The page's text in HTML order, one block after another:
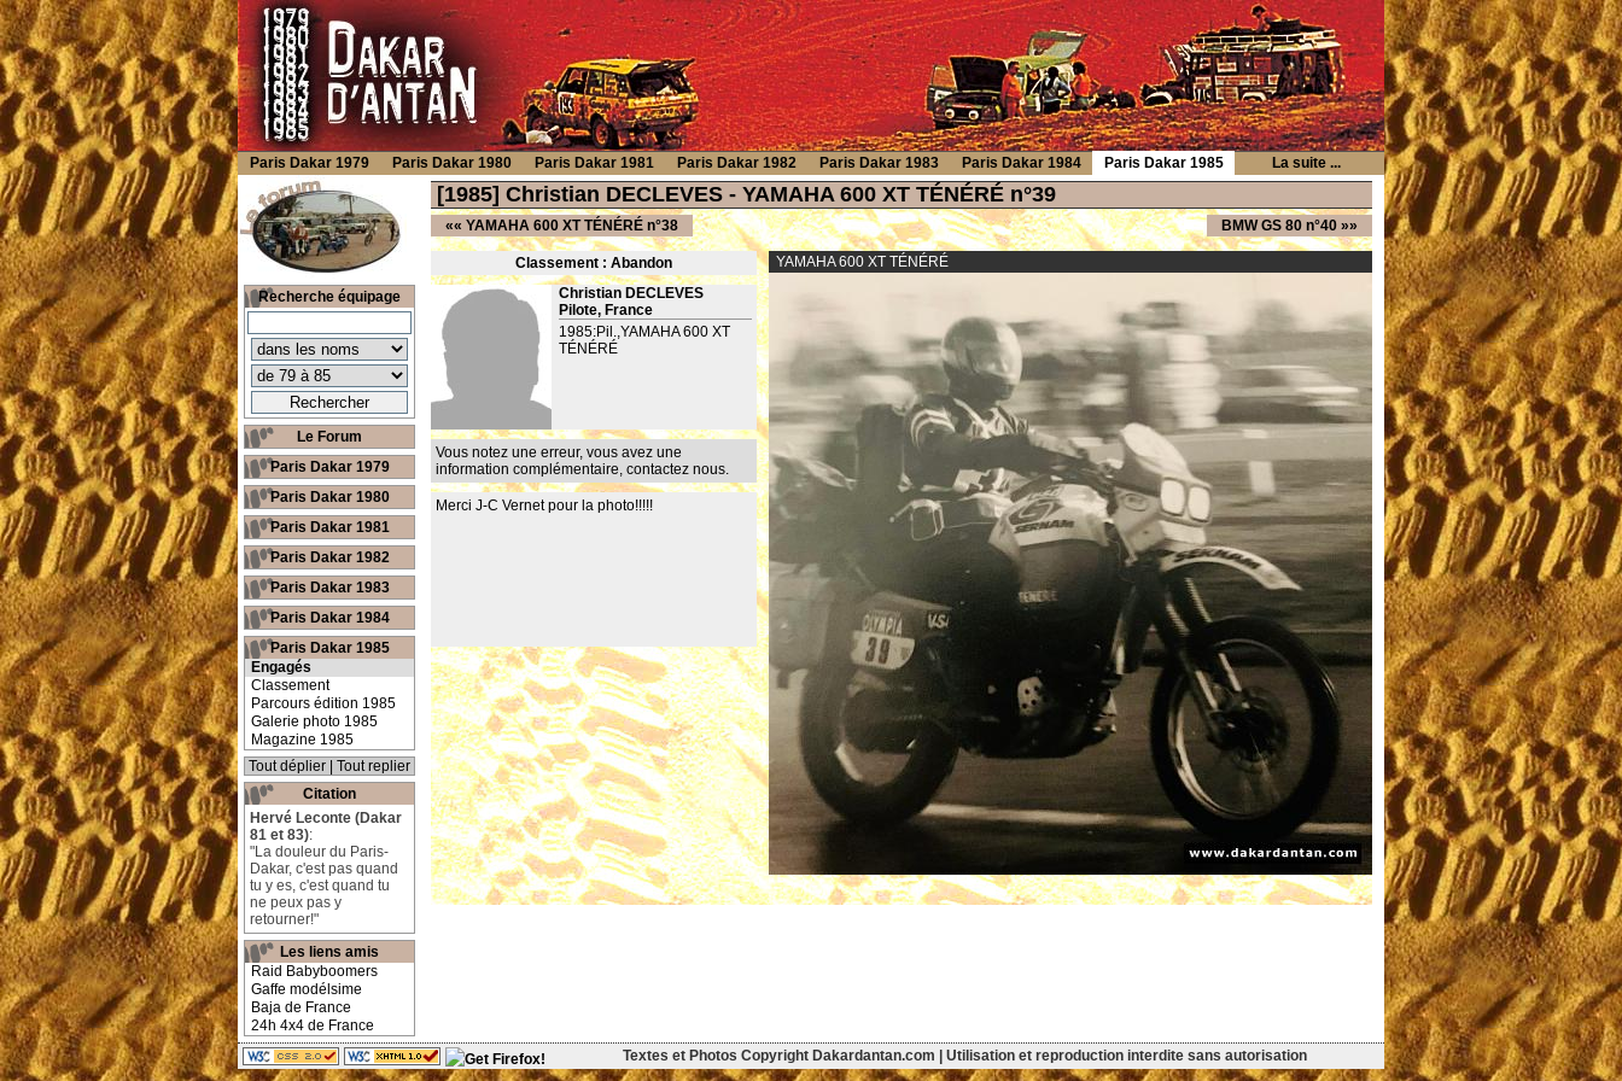
[1985] Christian DECLEVES - YAMAHA 600 XT TÉNÉRÉ n°39
«« YAMAHA 600 XT TÉNÉRÉ n°38 BMW GS 80 n°40 »»
Classement : Abandon
Christian DECLEVES
Pilote, France
1985:Pil.,YAMAHA 600 XT
TÉNÉRÉ
Vous notez une erreur, vous avez une
information complémentaire, contactez nous.
Merci J-C Vernet pour la photo!!!!!
YAMAHA 600 XT TÉNÉRÉ
Recherche équipage
Le Forum
Paris Dakar 1979
Paris Dakar 1980
Paris Dakar 1981
Paris Dakar 1982
Paris Dakar 1983
Paris Dakar 1984
Paris Dakar 1985
Engagés
Classement
Parcours édition 1985
Galerie photo 1985
Magazine 1985
Tout déplier
Tout replier
Citation
Hervé Leconte (Dakar
81 et 83):
"La douleur du Paris-
Dakar, c'est pas quand
tu y es, c'est quand tu
ne peux pas y
retourner!"
Les liens amis
Raid Babyboomers
Gaffe modélsime
Baja de France
24h 4x4 de France
Paris Dakar 1979 Paris Dakar 1980 Paris Dakar 1981 Paris Dakar 1982 Paris Dakar 1983 Paris Dakar 1984 Paris Dakar 1985 La suite ...
Textes et Photos Copyright Dakardantan.com | Utilisation et reproduction interdite sans autorisation